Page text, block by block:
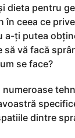
dieta pentru
în ceea ce
a-ți putea
să vă facă
se face?
dintre